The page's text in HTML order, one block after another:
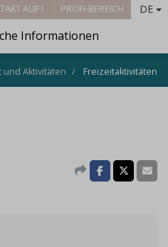
AUF ! PROFI-BEREICH DE
Informationen
und Aktivitäten Freizeitaktivitäten